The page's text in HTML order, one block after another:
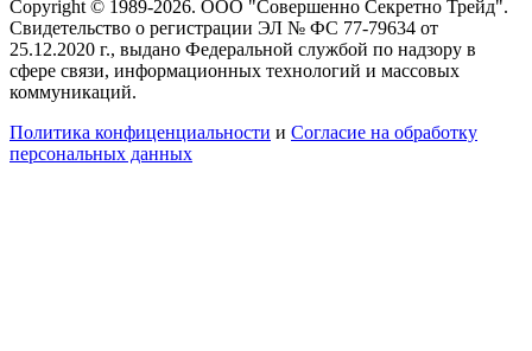
Copyright © 1989-2026. ООО "Совершенно Секретно Трейд".
Свидетельство о регистрации ЭЛ № ФС 77-79634 от
25.12.2020 г., выдано Федеральной службой по надзору в
сфере связи, информационных технологий и массовых
коммуникаций.
Политика конфиценциальности и Согласие на обработку
персональных данных